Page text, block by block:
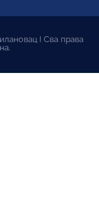
I Сва права